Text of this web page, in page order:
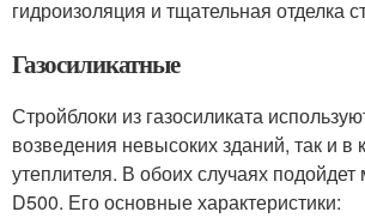
гидроизоляция и тщательная отделка
Газосиликатные
Стройблоки из газосиликата
возведения невысоких зданий, так и в
утеплителя. В обоих случаях
D500. Его основные характеристики: